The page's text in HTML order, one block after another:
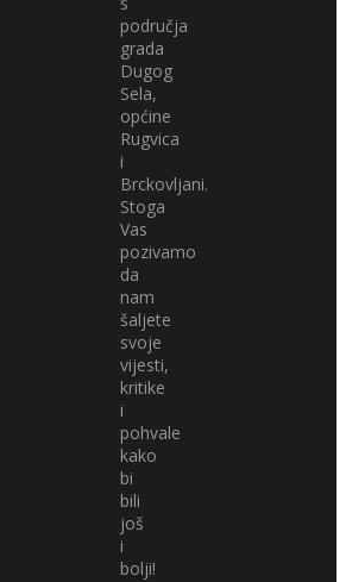
područja
grada
Dugog
Sela,
općine
Rugvica
i
Brckovljani.
Stoga
Vas
pozivamo
da
nam
šaljete
svoje
vijesti,
kritike
i
pohvale
kako
bi
bili
još
i
bolji!